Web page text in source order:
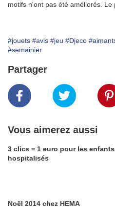
motifs n'ont pas été améliorés. Le
#jouets #avis #jeu #Djeco
#semainier
Partager
Vous aimerez aussi
3 clics = 1 euro pour les enfants
hospitalisés
Noël 2014 chez HEMA